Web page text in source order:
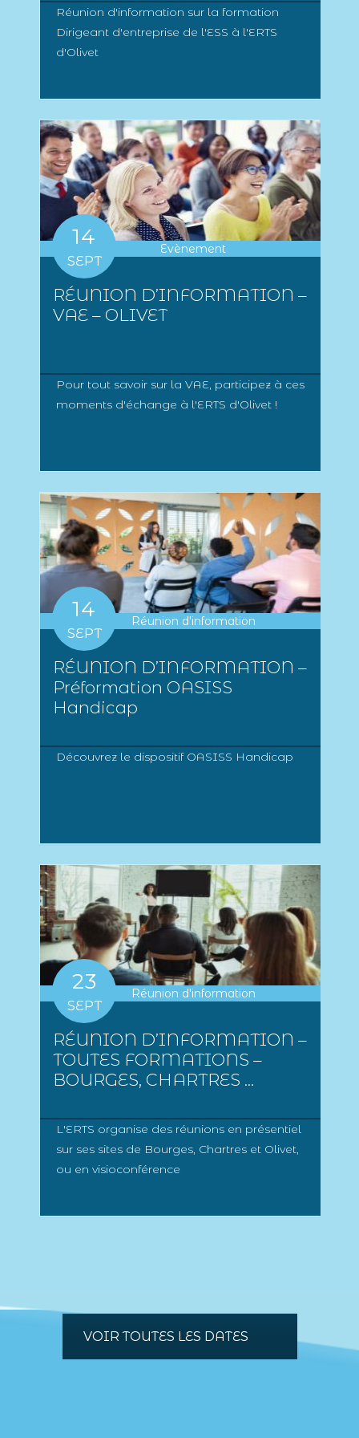
Réunion d'information sur la formation
Dirigeant d'entreprise de l'ESS à l'ERTS
d'Olivet
14
SEPT
Evènement
RÉUNION D’INFORMATION –
VAE – OLIVET
Pour tout savoir sur la VAE, participez à ces
moments d'échange à l'ERTS d'Olivet !
14
SEPT
Réunion d'information
RÉUNION D’INFORMATION –
Préformation OASISS
Handicap
Découvrez le dispositif OASISS Handicap
23
SEPT
Réunion d'information
RÉUNION D’INFORMATION –
TOUTES FORMATIONS –
BOURGES, CHARTRES ...
L'ERTS organise des réunions en présentiel
sur ses sites de Bourges, Chartres et Olivet,
ou en visioconférence
VOIR TOUTES LES DATES